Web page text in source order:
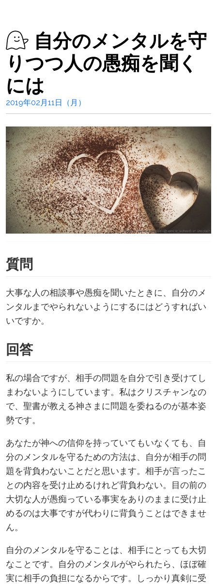
自分のメンタルを守
りつつ人の愚痴を聞く
には
2019年02月11日（月）
質問
大事な人の相談事や愚痴を聞いたときに、自分のメ
ンタルまでやられないようにするにはどうすればい
いですか。
回答
私の場合ですが、相手の問題を自分で引き受けてし
まわないようにしています。私はクリスチャンなの
で、聖書が教える神さまに問題を委ねるのが基本姿
勢です。
あなたが神への信仰を持っていてもいなくても、自
分のメンタルを守るための方法は、自分が相手の問
題を背負わないことだと思います。相手が言ったこ
との内容を受け止めるけれど背負わない。目の前の
大切な人が愚痴っている事実をありのままに受け止
めるのは大事ですが代わりに背負うことはできませ
ん。
自分のメンタルを守ることは、相手にとっても大切
なことです。自分のメンタルがやられたら、ほぼ確
実に相手の負担になるからです。しっかり真剣に受